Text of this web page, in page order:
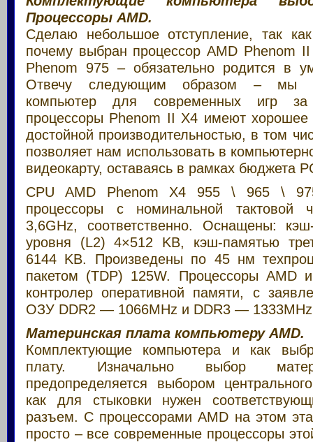
Процессоры AMD.
Сделаю небольшое отступление, так
почему выбран процессор AMD Phenom
Phenom 975 – обязательно родится в
Отвечу следующим образом – мы
компьютер для современных игр
процессоры Phenom II X4 имеют хорошее
достойной производительностью, в том
позволяет нам использовать в
видеокарту, оставаясь в рамках бюджета
CPU AMD Phenom X4 955 \ 965 \
процессоры с номинальной тактовой
3,6GHz, соответственно. Оснащены:
уровня (L2) 4×512 KB, кэш-памятью
6144 KB. Произведены по 45 нм
пакетом (TDP) 125W. Процессоры AMD
контролер оперативной памяти, с
ОЗУ DDR2 — 1066MHz и DDR3 —
Материнская плата компьютеру AMD.
Комплектующие компьютера и как
плату. Изначально выбор
предопределяется выбором
как для стыковки нужен
разъем. С процессорами AMD на этом
просто – все современные процессоры